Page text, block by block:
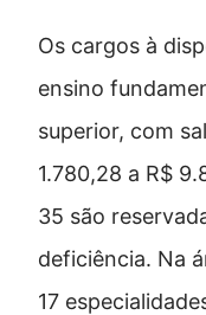
Os cargos à
ensino
superior, com
1.780,28 a R$
35 são
deficiência. Na
17